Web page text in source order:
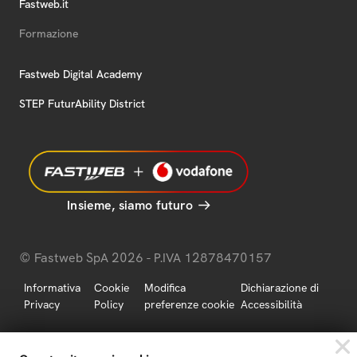
Fastweb.it
Formazione
Fastweb Digital Academy
STEP FuturAbility District
Insieme, siamo futuro
© Fastweb SpA 2026 - P.IVA 12878470157
Informativa
Privacy
Cookie
Policy
Modifica
preferenze cookie
Dichiarazione di
Accessibilità